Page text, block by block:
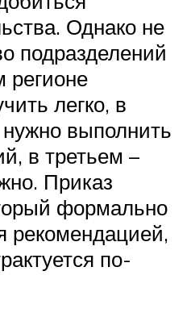
Однако не
подразделений
регионе
легко, в
нужно выполнить
в третьем –
Приказ
формально
рекомендацией,
по-